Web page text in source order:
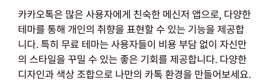
카카오톡은 많은 사용자에게 친숙한 메신저 앱으로, 다양한
테마를 통해 개인의 취향을 표현할 수 있는 기능을 제공합
니다. 특히 무료 테마는 사용자들이 비용 부담 없이 자신만
의 스타일을 꾸밀 수 있는 좋은 기회를 제공합니다. 다양한
디자인과 색상 조합으로 나만의 카톡 환경을 만들어보세요.